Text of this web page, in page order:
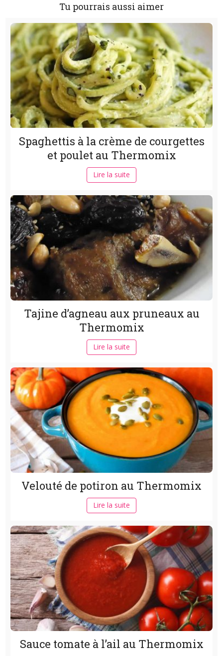
Tu pourrais aussi aimer
Spaghettis à la crème de courgettes
et poulet au Thermomix
Lire la suite
Tajine d’agneau aux pruneaux au
Thermomix
Lire la suite
Velouté de potiron au Thermomix
Lire la suite
Sauce tomate à l’ail au Thermomix